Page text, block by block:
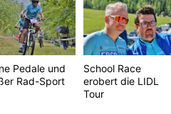
Pedale und
Rad-Sport
School Race
erobert die LIDL
Tour